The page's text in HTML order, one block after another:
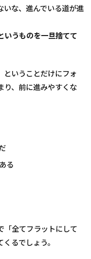
いな、進んでいる道が進
いうものを一旦捨てて
ということだけにフォ
り、前に進みやすくな
る
「全てフラットにして
るでしょう。